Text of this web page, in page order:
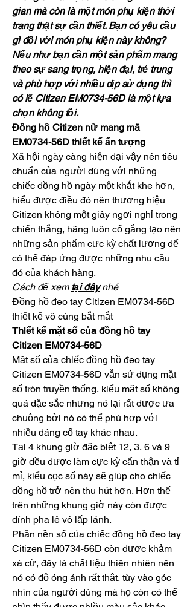
gian mà còn là một món phụ kiện thời
trang thật sự cần thiết. Bạn có yêu cầu
gì đối với món phụ kiện này không?
Nếu như bạn cần một sản phẩm mang
theo sự sang trọng, hiện đại, trẻ trung
và phù hợp với nhiều dịp sử dụng thì
có lẽ Citizen EM0734-56D là một lựa
chọn không tồi.
Đồng hồ Citizen nữ mang mã
EM0734-56D thiết kế ấn tượng
Xã hội ngày càng hiện đại vậy nên tiêu
chuẩn của người dùng với những
chiếc đồng hồ ngày một khắt khe hơn,
hiểu được điều đó nên thương hiệu
Citizen không một giây ngơi nghỉ trong
chiến thắng, hãng luôn cố gắng tạo nên
những sản phẩm cực kỳ chất lượng để
có thể đáp ứng được những nhu cầu
đó của khách hàng.
Cách để xem tại đây nhé
Đồng hồ đeo tay Citizen EM0734-56D
thiết kế vô cùng bắt mắt
Thiết kế mặt số của đồng hồ tay
Citizen EM0734-56D
Mặt số của chiếc đồng hồ đeo tay
Citizen EM0734-56D vẫn sử dụng mặt
số tròn truyền thống, kiểu mặt số không
quá đặc sắc nhưng nó lại rất được ưa
chuộng bởi nó có thể phù hợp với
nhiều dáng cổ tay khác nhau.
Tại 4 khung giờ đặc biệt 12, 3, 6 và 9
giờ đều được làm cực kỳ cẩn thận và tỉ
mỉ, kiểu cọc số này sẽ giúp cho chiếc
đồng hồ trở nên thu hút hơn. Hơn thế
trên những khung giờ này còn được
đính pha lê vô lấp lánh.
Phần nền số của chiếc đồng hồ đeo tay
Citizen EM0734-56D còn được khảm
xà cừ, đây là chất liệu thiên nhiên nên
nó có độ óng ánh rất thật, tùy vào góc
nhìn của người dùng mà họ còn có thể